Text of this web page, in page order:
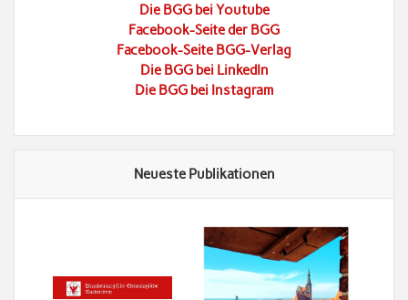
Die BGG bei Youtube
Facebook-Seite der BGG
Facebook-Seite BGG-Verlag
Die BGG bei LinkedIn
Die BGG bei Instagram
Neueste Publikationen